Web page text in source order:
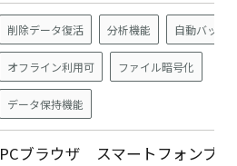
削除データ復活 分析機能 自動バック
オフライン利用可 ファイル暗号化
データ保持機能
PCブラウザ スマートフォンブ